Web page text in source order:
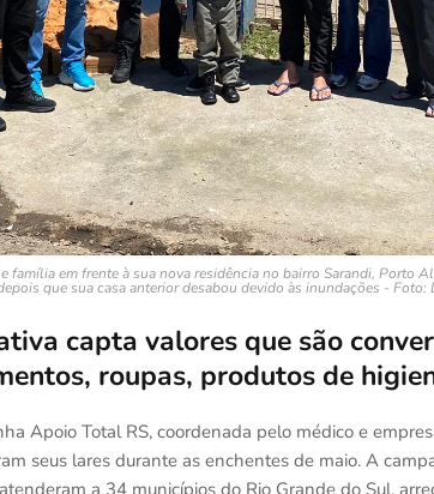
família em frente à sua nova residência no bairro Sarandi, Porto
que sua casa anterior desabou devido às inundações - Foto:
capta valores que são
roupas, produtos de
Apoio Total RS, coordenada pelo médico e
seus lares durante as enchentes de maio. A
a 34 municípios do Rio Grande do Sul,